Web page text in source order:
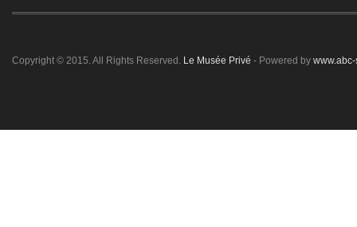
Copyright © 2015. All Rights Reserved. Le Musée Privé - Powered by